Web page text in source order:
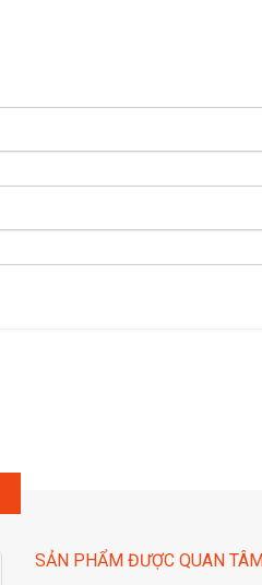
SẢN PHẨM ĐƯỢC QUAN